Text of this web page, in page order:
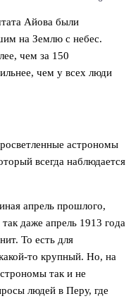
Айова были
на Землю с небес.
чем за 150
чем у всех люди
астрономы
всегда наблюдается
апрель прошлого,
даже апрель 1913 года
То есть для
то крупный. Но, на
так и не
людей в Перу, где